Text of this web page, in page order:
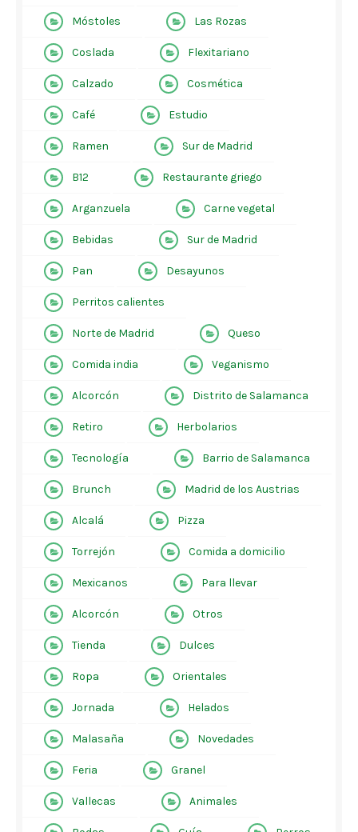
Móstoles Las Rozas
Coslada Flexitariano
Calzado Cosmética
Café Estudio
Ramen Sur de Madrid
B12 Restaurante griego
Arganzuela Carne vegetal
Bebidas Sur de Madrid
Pan Desayunos
Perritos calientes
Norte de Madrid Queso
Comida india Veganismo
Alcorcón Distrito de Salamanca
Retiro Herbolarios
Tecnología Barrio de Salamanca
Brunch Madrid de los Austrias
Alcalá Pizza
Torrejón Comida a domicilio
Mexicanos Para llevar
Alcorcón Otros
Tienda Dulces
Ropa Orientales
Jornada Helados
Malasaña Novedades
Feria Granel
Vallecas Animales